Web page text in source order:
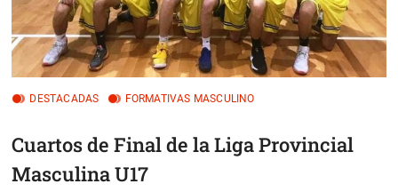
DESTACADAS FORMATIVAS MASCULINO
Cuartos de Final de la Liga Provincial
Masculina U17